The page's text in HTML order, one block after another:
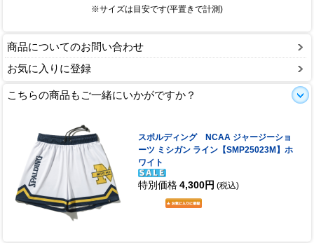
※サイズは目安です(平置きで計測)
商品についてのお問い合わせ
お気に入りに登録
こちらの商品もご一緒にいかがですか？
スポルディング NCAA ジャージーショ
ーツ ミシガン ライン【SMP25023M】ホ
ワイト
特別価格 4,300円 (税込)